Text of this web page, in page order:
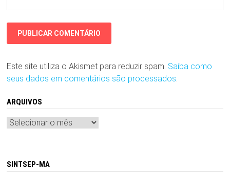
Este site utiliza o Akismet para reduzir spam. Saiba como
seus dados em comentários são processados.
ARQUIVOS
Arquivos
SINTSEP-MA